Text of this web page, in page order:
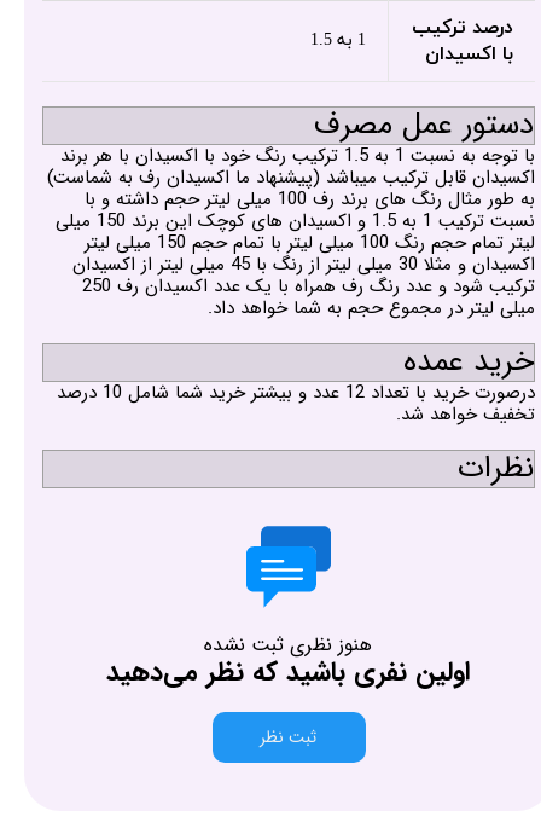
درصد ترکیب
با اکسیدان
1 به 1.5
دستور عمل مصرف
با توجه به نسبت 1 به 1.5 ترکیب رنگ خود با اکسیدان با هر برند
اکسیدان قابل ترکیب میباشد (پیشنهاد ما اکسیدان رف به شماست)
به طور مثال رنگ های برند رف 100 میلی لیتر حجم داشته و با
نسبت ترکیب 1 به 1.5 و اکسیدان های کوچک این برند 150 میلی
لیتر تمام حجم رنگ 100 میلی لیتر با تمام حجم 150 میلی لیتر
اکسیدان و مثلا 30 میلی لیتر از رنگ با 45 میلی لیتر از اکسیدان
ترکیب شود و عدد رنگ رف همراه با یک عدد اکسیدان رف 250
میلی لیتر در مجموع حجم به شما خواهد داد.
خرید عمده
درصورت خرید با تعداد 12 عدد و بیشتر خرید شما شامل 10 درصد
تخفیف خواهد شد.
نظرات
هنوز نظری ثبت نشده
اولین نفری باشید که نظر می‌دهید
ثبت نظر